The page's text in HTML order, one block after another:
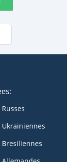
Ukrainiennes
Bresiliennes